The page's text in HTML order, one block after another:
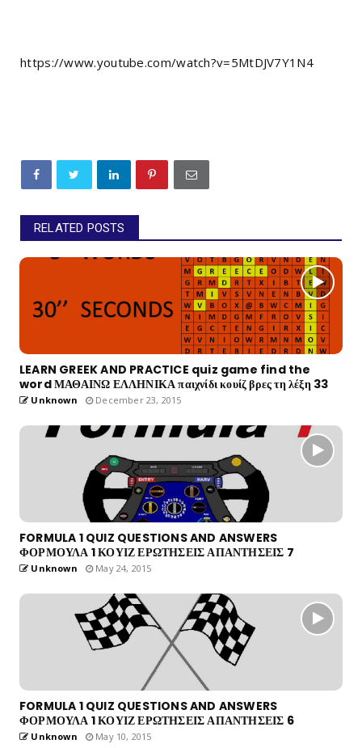
https://www.youtube.com/watch?v=5MtDJV7Y1N4
RELATED POSTS
LEARN GREEK AND PRACTICE quiz game find the
word ΜΑΘΑΙΝΩ ΕΛΛΗΝΙΚΑ παιχνίδι κουίζ βρες τη λέξη 33
Unknown December 23, 2015
FORMULA 1 QUIZ QUESTIONS AND ANSWERS
ΦΟΡΜΟΥΛΑ 1 ΚΟΥΙΖ ΕΡΩΤΗΣΕΙΣ ΑΠΑΝΤΗΣΕΙΣ 7
Unknown May 24, 2015
FORMULA 1 QUIZ QUESTIONS AND ANSWERS
ΦΟΡΜΟΥΛΑ 1 ΚΟΥΙΖ ΕΡΩΤΗΣΕΙΣ ΑΠΑΝΤΗΣΕΙΣ 6
Unknown May 10, 2015